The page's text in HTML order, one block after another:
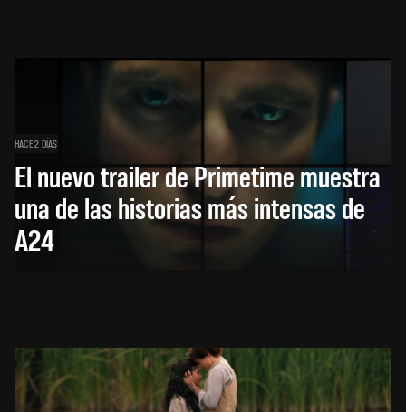
HACE 2 DÍAS
El nuevo trailer de Primetime muestra
una de las historias más intensas de
A24